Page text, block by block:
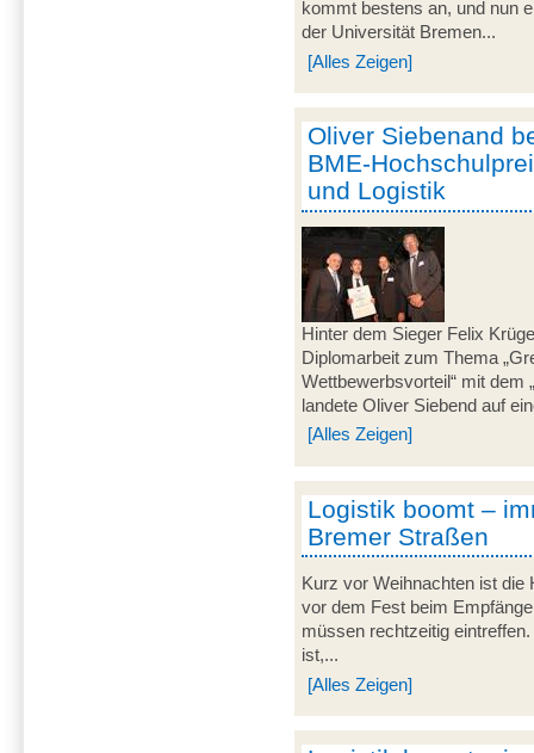
kommt bestens an, und nun
der Universität Bremen...
[Alles Zeigen]
Oliver Siebenand
BME-
und Logistik
Hinter dem Sieger Felix
Diplomarbeit zum Thema
Wettbewerbsvorteil“ mit dem
landete Oliver Siebend auf
[Alles Zeigen]
Logistik boomt –
Bremer Straßen
Kurz vor Weihnachten ist die
vor dem Fest beim
müssen rechtzeitig
ist,...
[Alles Zeigen]